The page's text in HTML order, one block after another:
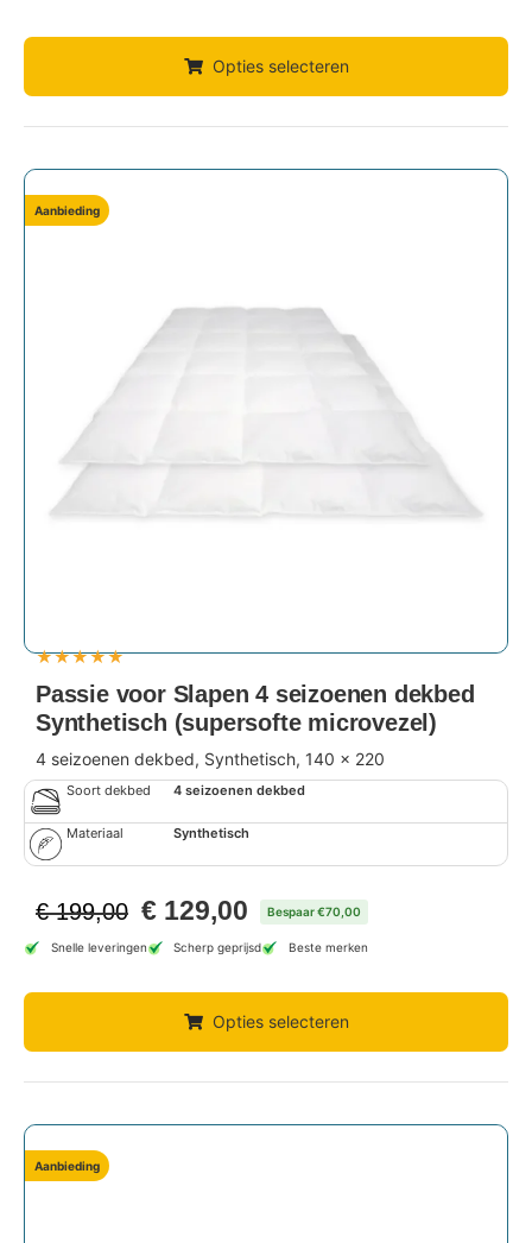
Opties selecteren
Aanbieding
★★★★★
Passie voor Slapen 4 seizoenen dekbed
Synthetisch (supersofte microvezel)
4 seizoenen dekbed, Synthetisch, 140 x 220
Soort dekbed 4 seizoenen dekbed
Materiaal Synthetisch
€199,00 € 129,00 Bespaar €70,00
Snelle leveringen Scherp geprijsd Beste merken
Opties selecteren
Aanbieding